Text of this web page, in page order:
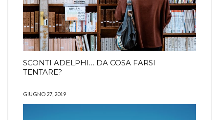
SCONTI ADELPHI… DA COSA FARSI
TENTARE?
GIUGNO 27, 2019